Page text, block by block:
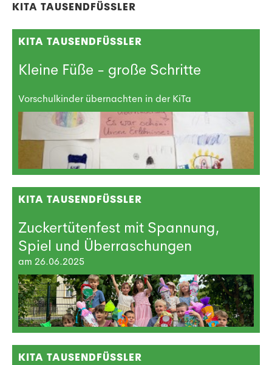
KITA TAUSENDFÜSSLER
KITA TAUSENDFÜSSLER
Kleine Füße - große Schritte
Vorschulkinder übernachten in der KiTa
KITA TAUSENDFÜSSLER
Zuckertütenfest mit Spannung,
Spiel und Überraschungen
am 26.06.2025
KITA TAUSENDFÜSSLER